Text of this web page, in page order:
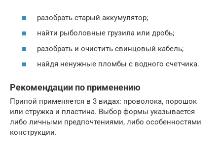
разобрать старый аккумулятор;
найти рыболовные грузила или дробь;
разобрать и очистить свинцовый кабель;
найдя ненужные пломбы с водного счетчика.
Рекомендации по применению
Припой применяется в 3 видах: проволока, порошок
или стружка и пластина. Выбор формы указывается
либо личными предпочтениями, либо особенностями
конструкции.